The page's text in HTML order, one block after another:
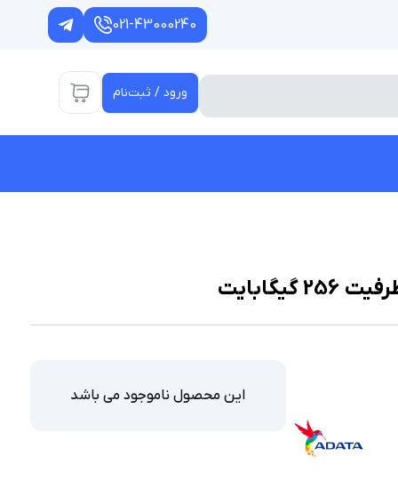
021-43000240
ورود / ثبت‌نام
این محصول ناموجود می باشد